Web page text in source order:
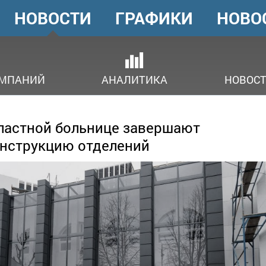
ГОЛОВНЕ
МЕНЮ
НОВОСТИ
АНАЛИТИКА
ГРАФИКИ
больнице завершают
отделений